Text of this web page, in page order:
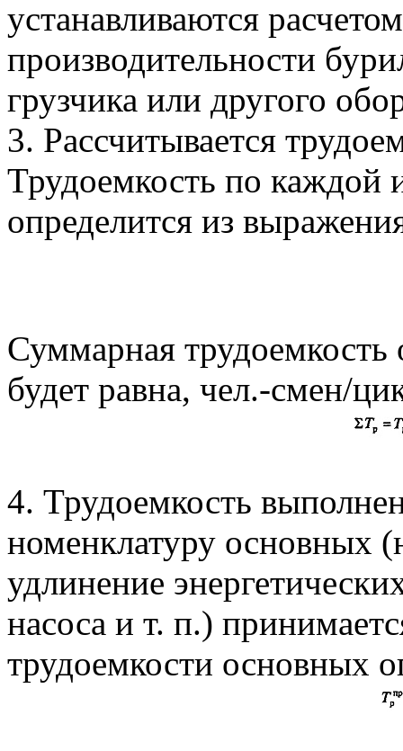
устанавливаются
производительности
грузчика или другого
3. Рассчитывается
Трудоемкость по каждой
определится из
Суммарная
будет равна, чел.-смен/
4. Трудоемкость
номенклатуру основных
удлинение
насоса и т. п.)
трудоемкости основных